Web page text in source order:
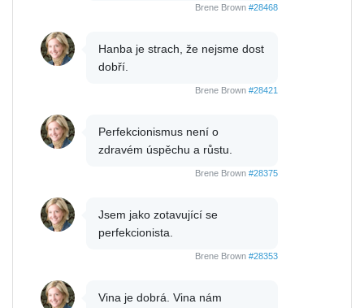
Brene Brown #28468
Hanba je strach, že nejsme dost
dobří.
Brene Brown #28421
Perfekcionismus není o
zdravém úspěchu a růstu.
Brene Brown #28375
Jsem jako zotavující se
perfekcionista.
Brene Brown #28353
Vina je dobrá. Vina nám